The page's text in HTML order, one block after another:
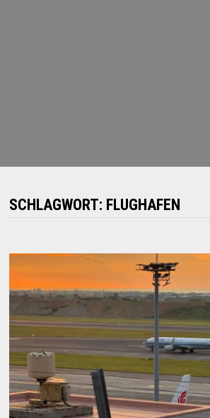
SCHLAGWORT: FLUGHAFEN